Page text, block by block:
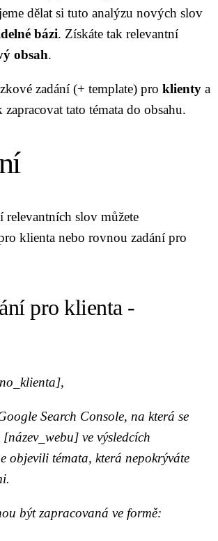
dělat si tuto analýzu nových slov
bázi. Získáte tak relevantní
obsah.
zadání (+ template) pro klienty a
zapracovat tato témata do obsahu.
relevantních slov můžete
klienta nebo rovnou zadání pro
pro klienta -
Search Console, na která se
ve výsledcích
objevili témata, která nepokrýváte
být zapracovaná ve formě: